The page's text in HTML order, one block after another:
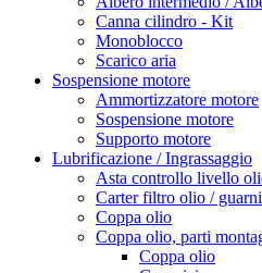
Canna cilindro - Kit
Monoblocco
Scarico aria
Sospensione motore
Ammortizzatore motore
Sospensione motore
Supporto motore
Lubrificazione / Ingrassaggio
Asta controllo livello
Carter filtro olio /
Coppa olio
Coppa olio, parti
Coppa olio